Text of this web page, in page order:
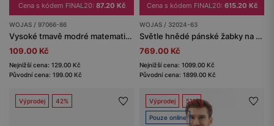
Cena s kódem FINAL20: 87.20 Kč
WOJAS / 97066-86
Vysoké tmavě modré matematické ponožky
109.00 Kč
Nejnižší cena: 129.00 Kč
Původní cena: 199.00 Kč
Cena s kódem FINAL20: 615.20 Kč
WOJAS / 32024-63
Světle hnědé pánské žabky na korkové podešvi se suchými zipy
769.00 Kč
Nejnižší cena: 1099.00 Kč
Původní cena: 1899.00 Kč
Výprodej 42% Výprodej 51%
Pouze online